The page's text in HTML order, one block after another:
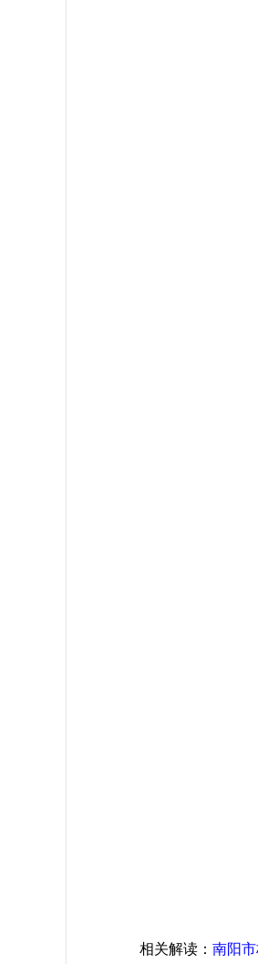
相关解读： 南阳